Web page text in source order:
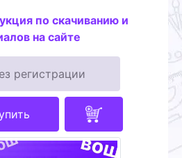
по скачиванию и
на сайте
регистрации